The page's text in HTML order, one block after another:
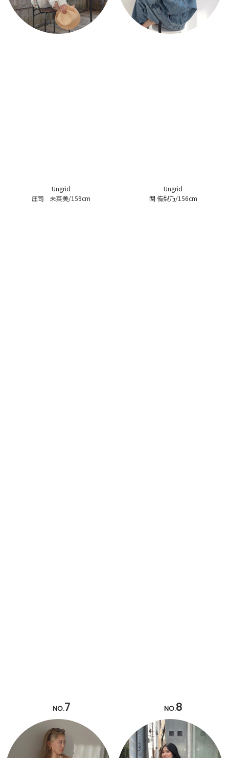
Ungrid
庄司 未菜美/159cm
Ungrid
関 侑梨乃/156cm
NO.7 NO.8